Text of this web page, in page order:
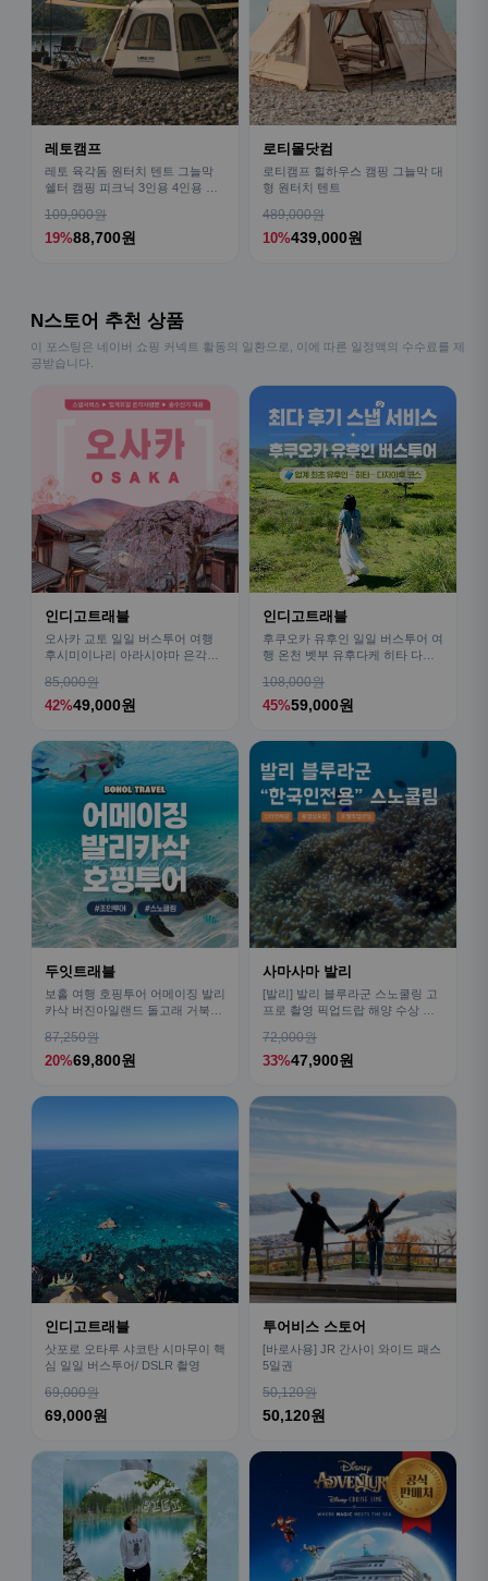
레토캠프
레토 육각돔 원터치 텐트 그늘막
쉘터 캠핑 피크닉 3인용 4인용 패
109,900원
19%88,700원
로티몰닷컴
로티캠프 힐하우스 캠핑 그늘막 대
형 원터치 텐트
489,000원
10%439,000원
N스토어 추천 상품
이 포스팅은 네이버 쇼핑 커넥트 활동의 일환으로, 이에 따른 일정액의 수수료를 제
공받습니다.
인디고트래블
오사카 교토 일일 버스투어 여행
후시미이나리 아라시야마 은각사
85,000원
42%49,000원
인디고트래블
후쿠오카 유후인 일일 버스투어 여
행 온천 벳부 유후다케 히타 다자
108,000원
45%59,000원
두잇트래블
보홀 여행 호핑투어 어메이징 발리
카삭 버진아일랜드 돌고래 거북이
87,250원
20%69,800원
사마사마 발리
[발리] 발리 블루라군 스노쿨링 고
프로 촬영 픽업드랍 해양 수상 액
72,000원
33%47,900원
인디고트래블
삿포로 오타루 샤코탄 시마무이 핵
심 일일 버스투어/ DSLR 촬영
69,000원
69,000원
투어비스 스토어
[바로사용] JR 간사이 와이드 패스
5일권
50,120원
50,120원